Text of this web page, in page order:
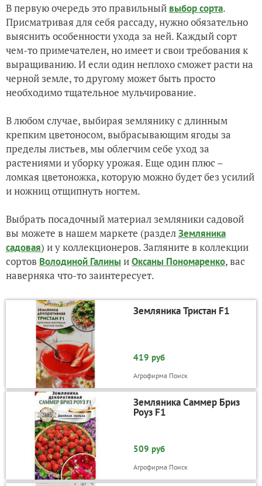
В первую очередь это правильный выбор сорта.
Присматривая для себя рассаду, нужно обязательно
выяснить особенности ухода за ней. Каждый сорт
чем-то примечателен, но имеет и свои требования к
выращиванию. И если один неплохо сможет расти на
черной земле, то другому может быть просто
необходимо тщательное мульчирование.
В любом случае, выбирая землянику с длинным
крепким цветоносом, выбрасывающим ягоды за
пределы листьев, мы облегчим себе уход за
растениями и уборку урожая. Еще один плюс –
ломкая цветоножка, которую можно будет без усилий
и ножниц отщипнуть ногтем.
Выбрать посадочный материал земляники садовой
вы можете в нашем маркете (разделЗемляника
садовая) и у коллекционеров. Загляните в коллекции
сортов Володиной Галины иОксаны Пономаренко, вас
наверняка что-то заинтересует.
Земляника Тристан F1
419 руб
Агрофирма Поиск
Земляника Саммер Бриз
Роуз F1
509 руб
Агрофирма Поиск